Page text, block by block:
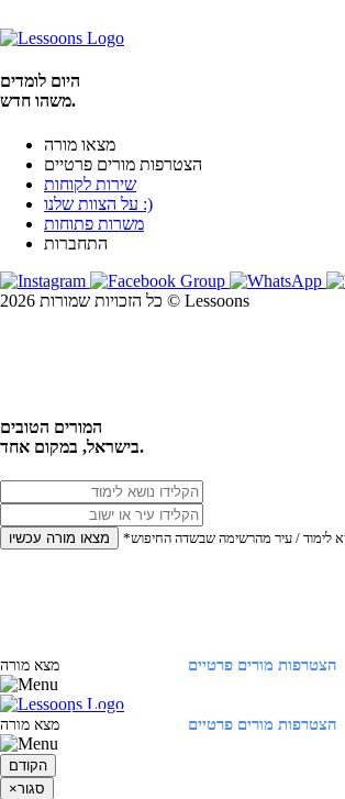
היום לומדים
משהו חדש.
מצאו מורה
הצטרפות מורים פרטיים
שירות לקוחות
על הצוות שלנו :)
משרות פתוחות
התחברות
כל הזכויות שמורות 2026 © Lessoons
המורים הטובים
בישראל, במקום אחד.
מצאו מורה עכשיו לימוד / עיר מהרשימה שבשדה החיפוש
הצטרפות מורים פרטיים מצא מורה
הצטרפות מורים פרטיים מצא מורה
הקודם
×סגור